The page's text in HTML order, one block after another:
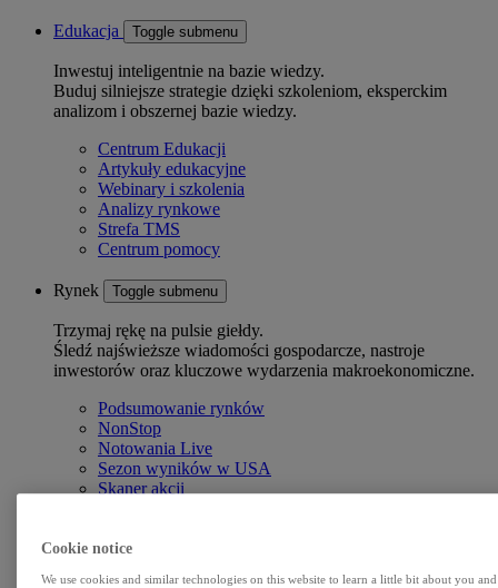
Edukacja Toggle submenu
Inwestuj inteligentnie na bazie wiedzy.
Buduj silniejsze strategie dzięki szkoleniom, eksperckim
analizom i obszernej bazie wiedzy.
Centrum Edukacji
Artykuły edukacyjne
Webinary i szkolenia
Analizy rynkowe
Strefa TMS
Centrum pomocy
Rynek Toggle submenu
Trzymaj rękę na pulsie giełdy.
Śledź najświeższe wiadomości gospodarcze, nastroje
inwestorów oraz kluczowe wydarzenia makroekonomiczne.
Podsumowanie rynków
NonStop
Notowania Live
Sezon wyników w USA
Skaner akcji
Sentyment Klientów
Cookie notice
We use cookies and similar technologies on this website to learn a little bit about you